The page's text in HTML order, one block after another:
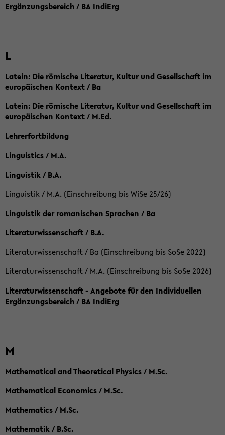
Ergänzungsbereich / BA IndiErg
L
Latein: Die römische Literatur, Kultur und Gesellschaft im
europäischen Kontext / Ba
Latein: Die römische Literatur, Kultur und Gesellschaft im
europäischen Kontext / M.Ed.
Lehrerfortbildung
Linguistics / M.A.
Linguistik / B.A.
Linguistik / M.A. (Einschreibung bis WiSe 25/26)
Linguistik der romanischen Sprachen / Ba
Literaturwissenschaft / B.A.
Literaturwissenschaft / Ba (Einschreibung bis SoSe 2022)
Literaturwissenschaft / M.A. (Einschreibung bis SoSe 2026)
Literaturwissenschaft - Angebote für den Individuellen
Ergänzungsbereich / BA IndiErg
M
Mathematical and Theoretical Physics / M.Sc.
Mathematical Economics / M.Sc.
Mathematics / M.Sc.
Mathematik / B.Sc.